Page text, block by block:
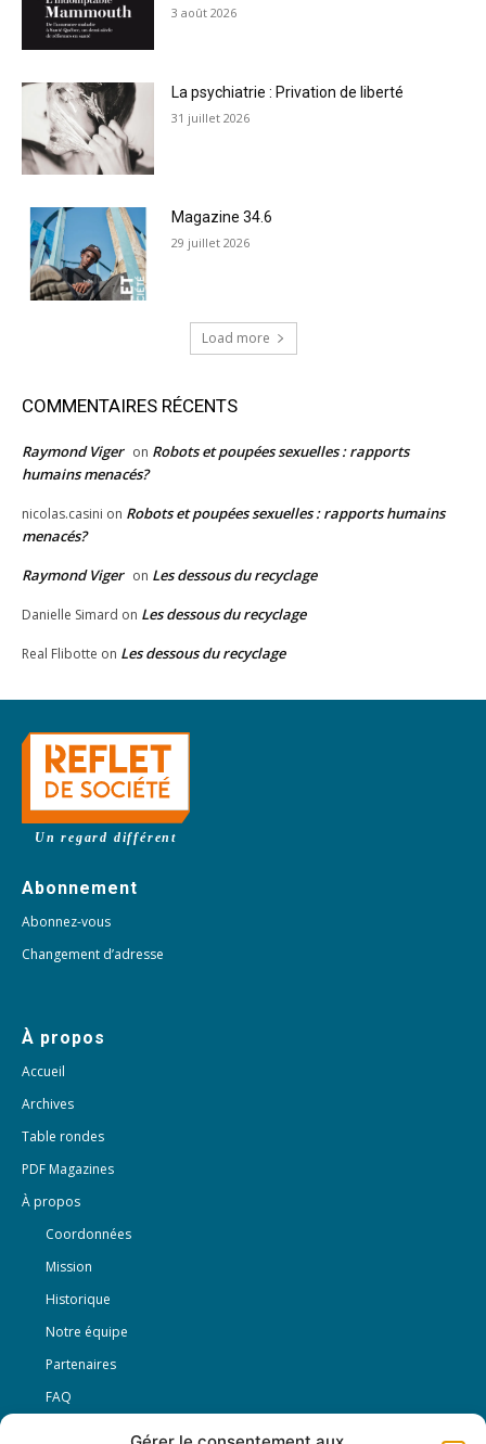
3 août 2026
La psychiatrie : Privation de liberté
31 juillet 2026
Magazine 34.6
29 juillet 2026
Load more
COMMENTAIRES RÉCENTS
Raymond Viger on Robots et poupées sexuelles : rapports
humains menacés?
nicolas.casini on Robots et poupées sexuelles : rapports humains
menacés?
Raymond Viger on Les dessous du recyclage
Danielle Simard on Les dessous du recyclage
Real Flibotte on Les dessous du recyclage
Un regard différent
Abonnement
Abonnez-vous
Changement d’adresse
À propos
Accueil
Archives
Table rondes
PDF Magazines
À propos
Coordonnées
Mission
Historique
Notre équipe
Partenaires
FAQ